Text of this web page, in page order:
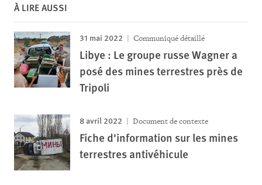
À LIRE AUSSI
31 mai 2022 Communiqué détaillé
Libye : Le groupe russe Wagner a
posé des mines terrestres près de
Tripoli
8 avril 2022 Document de contexte
Fiche d'information sur les mines
terrestres antivéhicule